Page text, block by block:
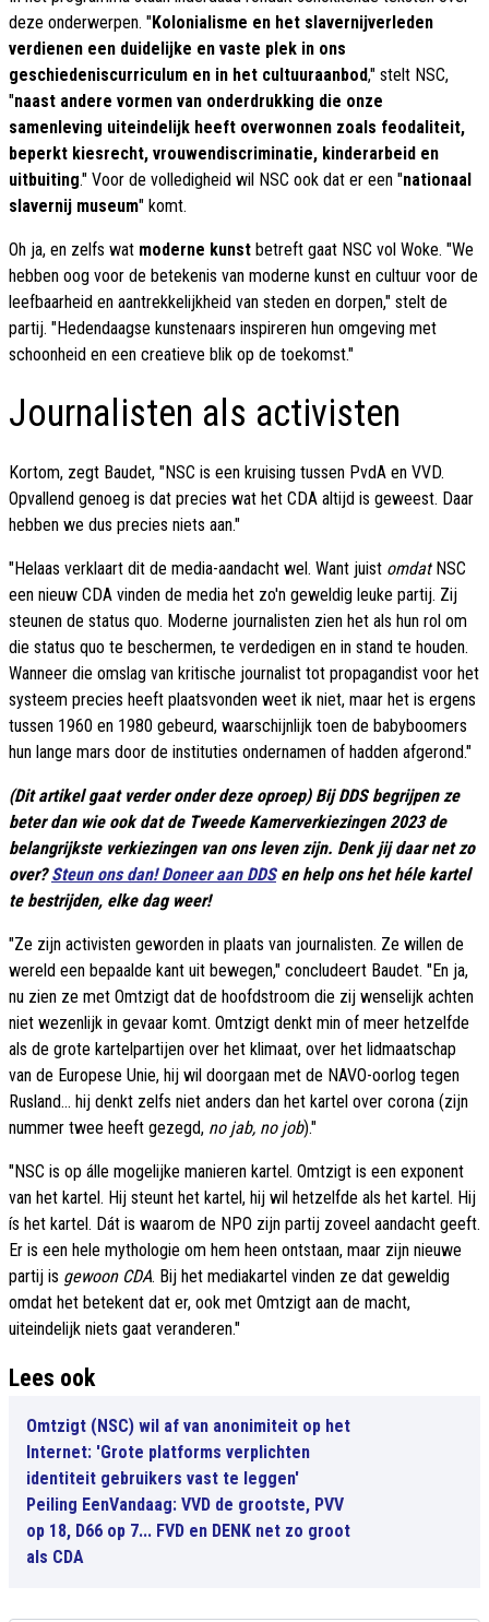
deze onderwerpen. "Kolonialisme en het slavernijverleden
verdienen een duidelijke en vaste plek in ons
geschiedeniscurriculum en in het cultuuraanbod," stelt NSC,
"naast andere vormen van onderdrukking die onze
samenleving uiteindelijk heeft overwonnen zoals feodaliteit,
beperkt kiesrecht, vrouwendiscriminatie, kinderarbeid en
uitbuiting." Voor de volledigheid wil NSC ook dat er een "nationaal
slavernij museum" komt.
Oh ja, en zelfs wat moderne kunst betreft gaat NSC vol Woke. "We
hebben oog voor de betekenis van moderne kunst en cultuur voor de
leefbaarheid en aantrekkelijkheid van steden en dorpen," stelt de
partij. "Hedendaagse kunstenaars inspireren hun omgeving met
schoonheid en een creatieve blik op de toekomst."
Journalisten als activisten
Kortom, zegt Baudet, "NSC is een kruising tussen PvdA en VVD.
Opvallend genoeg is dat precies wat het CDA altijd is geweest. Daar
hebben we dus precies niets aan."
"Helaas verklaart dit de media-aandacht wel. Want juist omdatNSC
een nieuw CDA vinden de media het zo'n geweldig leuke partij. Zij
steunen de status quo. Moderne journalisten zien het als hun rol om
die status quo te beschermen, te verdedigen en in stand te houden.
Wanneer die omslag van kritische journalist tot propagandist voor het
systeem precies heeft plaatsvonden weet ik niet, maar het is ergens
tussen 1960 en 1980 gebeurd, waarschijnlijk toen de babyboomers
hun lange mars door de instituties ondernamen of hadden afgerond."
(Dit artikel gaat verder onder deze oproep) Bij DDS begrijpen ze
beter dan wie ook dat de Tweede Kamerverkiezingen 2023 de
belangrijkste verkiezingen van ons leven zijn. Denk jij daar net zo
over?Steun ons dan! Doneer aan DDSen help ons het héle kartel
te bestrijden, elke dag weer!
"Ze zijn activisten geworden in plaats van journalisten. Ze willen de
wereld een bepaalde kant uit bewegen," concludeert Baudet. "En ja,
nu zien ze met Omtzigt dat de hoofdstroom die zij wenselijk achten
niet wezenlijk in gevaar komt. Omtzigt denkt min of meer hetzelfde
als de grote kartelpartijen over het klimaat, over het lidmaatschap
van de Europese Unie, hij wil doorgaan met de NAVO-oorlog tegen
Rusland... hij denkt zelfs niet anders dan het kartel over corona (zijn
nummer twee heeft gezegd, no jab, no job)."
"NSC is op álle mogelijke manieren kartel. Omtzigt is een exponent
van het kartel. Hij steunt het kartel, hij wil hetzelfde als het kartel. Hij
ís het kartel. Dát is waarom de NPO zijn partij zoveel aandacht geeft.
Er is een hele mythologie om hem heen ontstaan, maar zijn nieuwe
partij is gewoon CDA. Bij het mediakartel vinden ze dat geweldig
omdat het betekent dat er, ook met Omtzigt aan de macht,
uiteindelijk niets gaat veranderen."
Lees ook
Omtzigt (NSC) wil af van anonimiteit op het
Internet: 'Grote platforms verplichten
identiteit gebruikers vast te leggen'
Peiling EenVandaag: VVD de grootste, PVV
op 18, D66 op 7... FVD en DENK net zo groot
als CDA